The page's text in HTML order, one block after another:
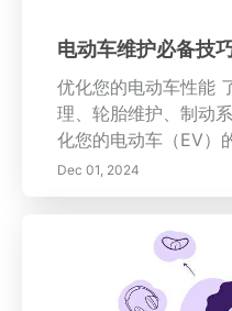
电动车维护必备技
优化您的电动车性能
理、轮胎维护、制动
化您的电动车（EV）
指南探讨了电池化学
及定期维护检查的重
迹象，并建立DIY维
和诊断工具，以保持
监测电池健康并利用
Dec 01, 2024